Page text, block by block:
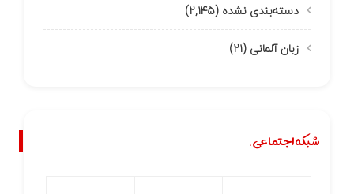
دسته‌بندی نشده (۲,۱۴۵)
زبان آلمانی (۲۱)
شبکه اجتماعی.